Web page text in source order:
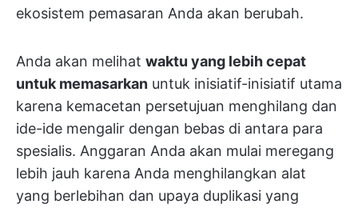
ekosistem pemasaran Anda akan berubah.
Anda akan melihat waktu yang lebih cepat
untuk memasarkan untuk inisiatif-inisiatif utama
karena kemacetan persetujuan menghilang dan
ide-ide mengalir dengan bebas di antara para
spesialis. Anggaran Anda akan mulai meregang
lebih jauh karena Anda menghilangkan alat
yang berlebihan dan upaya duplikasi yang